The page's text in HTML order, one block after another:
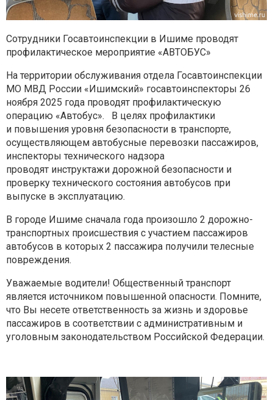
Сотрудники Госавтоинспекции в Ишиме проводят
профилактическое мероприятие «АВТОБУС»
На территории обслуживания отдела Госавтоинспекции
МО МВД России «Ишимский» госавтоинспекторы 26
ноября 2025 года проводят профилактическую
операцию «Автобус». В целях профилактики
и повышения уровня безопасности в транспорте,
осуществляющем автобусные перевозки пассажиров,
инспекторы технического надзора
проводят инструктажи дорожной безопасности и
проверку технического состояния автобусов при
выпуске в эксплуатацию.
В городе Ишиме сначала года произошло 2 дорожно-
транспортных происшествия с участием пассажиров
автобусов в которых 2 пассажира получили телесные
повреждения.
Уважаемые водители! Общественный транспорт
является источником повышенной опасности. Помните,
что Вы несете ответственность за жизнь и здоровье
пассажиров в соответствии с административным и
уголовным законодательством Российской Федерации.